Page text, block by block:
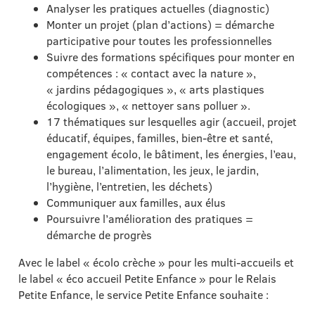
Analyser les pratiques actuelles (diagnostic)
Monter un projet (plan d’actions) = démarche
participative pour toutes les professionnelles
Suivre des formations spécifiques pour monter en
compétences : « contact avec la nature »,
« jardins pédagogiques », « arts plastiques
écologiques », « nettoyer sans polluer ».
17 thématiques sur lesquelles agir (accueil, projet
éducatif, équipes, familles, bien-être et santé,
engagement écolo, le bâtiment, les énergies, l’eau,
le bureau, l’alimentation, les jeux, le jardin,
l’hygiène, l’entretien, les déchets)
Communiquer aux familles, aux élus
Poursuivre l’amélioration des pratiques =
démarche de progrès
Avec le label « écolo crèche » pour les multi-accueils et
le label « éco accueil Petite Enfance » pour le Relais
Petite Enfance, le service Petite Enfance souhaite :